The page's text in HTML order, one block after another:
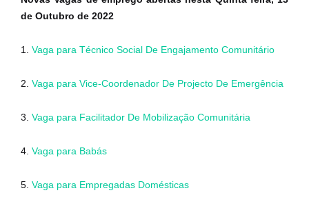
de Outubro de 2022
1. Vaga para Técnico Social De Engajamento Comunitário
2. Vaga para Vice-Coordenador De Projecto De Emergência
3. Vaga para Facilitador De Mobilização Comunitária
4. Vaga para Babás
5. Vaga para Empregadas Domésticas